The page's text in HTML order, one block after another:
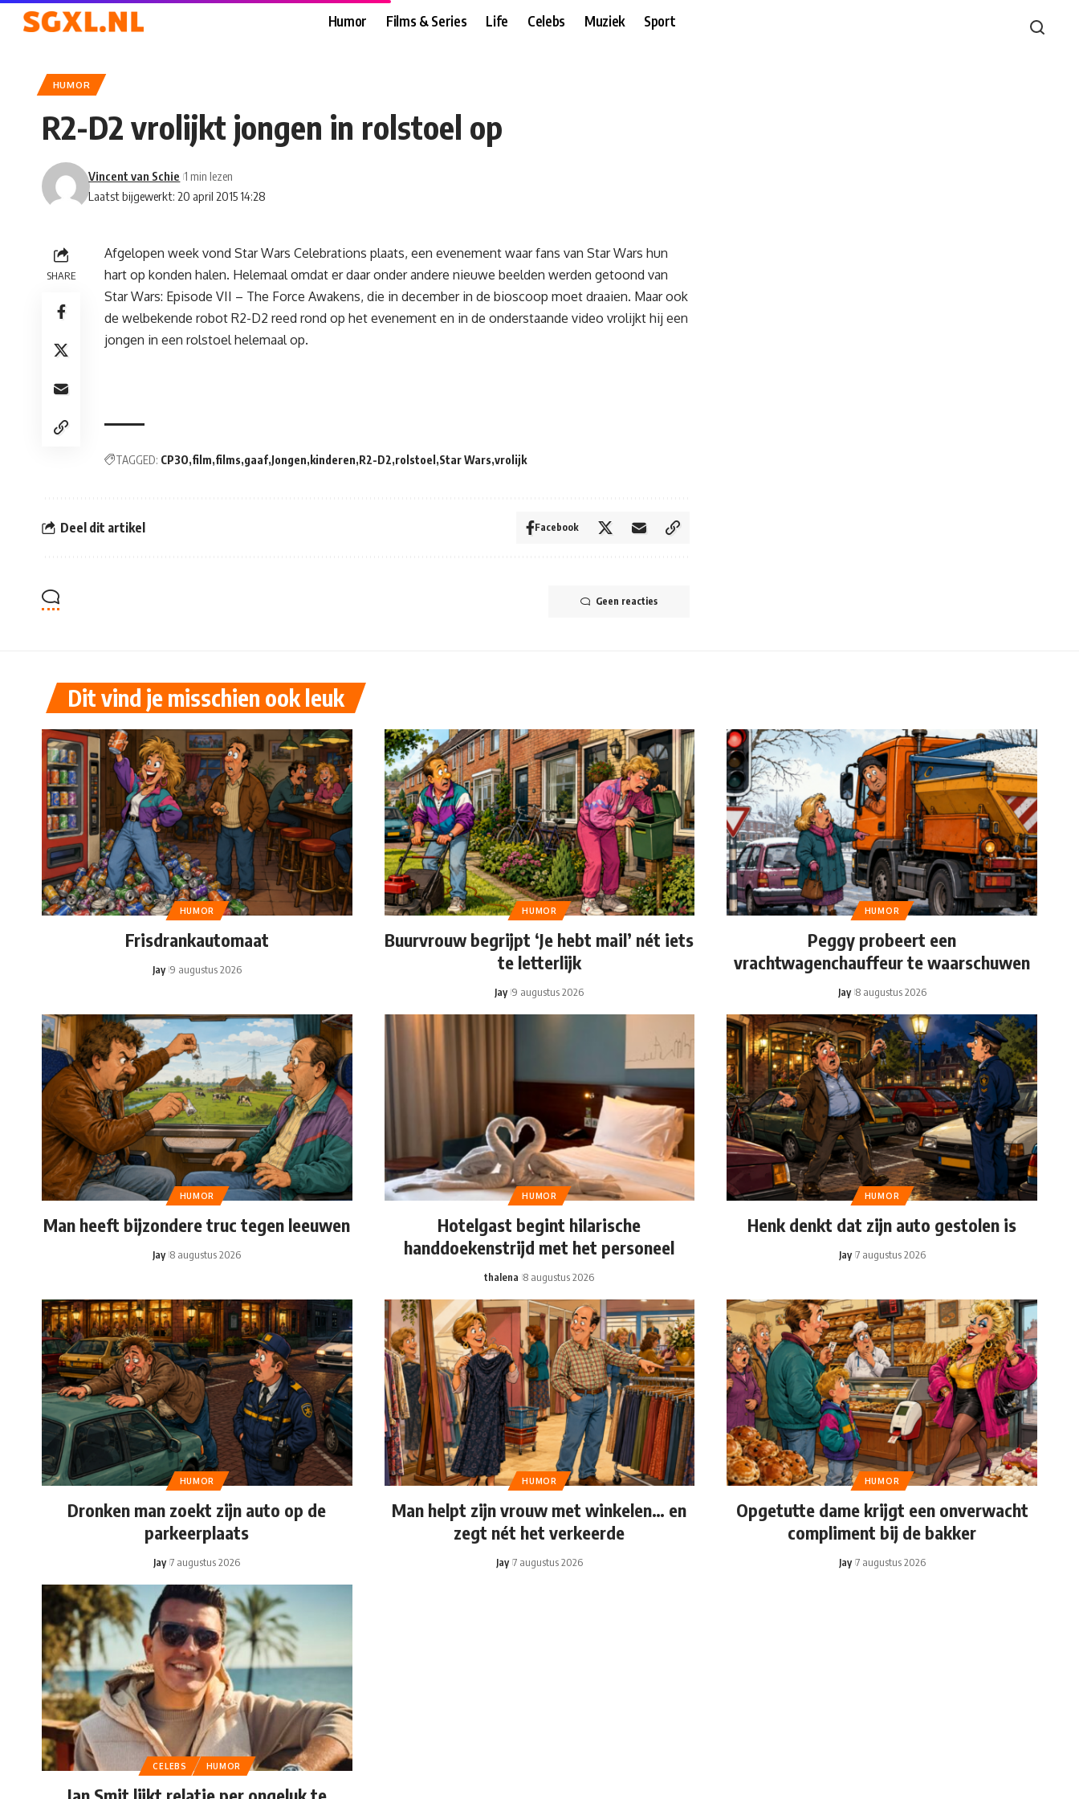
Humor Films & Series Life Celebs Muziek Sport
HUMOR
R2-D2 vrolijkt jongen in rolstoel op
Laatst bijgewerkt: 20 april 2015 14:28
Vincent van Schie 1 min lezen
SHARE
Afgelopen week vond Star Wars Celebrations plaats, een evenement waar fans van Star Wars hun
hart op konden halen. Helemaal omdat er daar onder andere nieuwe beelden werden getoond van
Star Wars: Episode VII – The Force Awakens, die in december in de bioscoop moet draaien. Maar ook
de welbekende robot R2-D2 reed rond op het evenement en in de onderstaande video vrolijkt hij een
jongen in een rolstoel helemaal op.
TAGGED: CP3O film films gaaf Jongen kinderen R2-D2 rolstoel Star Wars vrolijk
Deel dit artikel Facebook
Geen reacties
Dit vind je misschien ook leuk
HUMOR
Frisdrankautomaat
Jay 9 augustus 2026
HUMOR
Buurvrouw begrijpt ‘Je hebt mail’ nét iets
te letterlijk
Jay 9 augustus 2026
HUMOR
Peggy probeert een
vrachtwagenchauffeur te waarschuwen
Jay 8 augustus 2026
HUMOR
Man heeft bijzondere truc tegen leeuwen
Jay 8 augustus 2026
HUMOR
Hotelgast begint hilarische
handdoekenstrijd met het personeel
thalena 8 augustus 2026
HUMOR
Henk denkt dat zijn auto gestolen is
Jay 7 augustus 2026
HUMOR
Dronken man zoekt zijn auto op de
parkeerplaats
Jay 7 augustus 2026
HUMOR
Man helpt zijn vrouw met winkelen… en
zegt nét het verkeerde
Jay 7 augustus 2026
HUMOR
Opgetutte dame krijgt een onverwacht
compliment bij de bakker
Jay 7 augustus 2026
CELEBS HUMOR